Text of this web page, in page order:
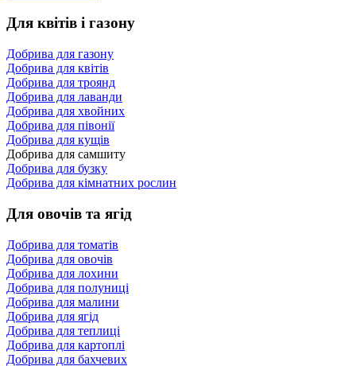
Для квітів і газону
Добрива для газону
Добрива для квітів
Добрива для троянд
Добрива для лаванди
Добрива для хвойних
Добрива для півонії
Добрива для кущів
Добрива для самшиту
Добрива для бузку
Добрива для кімнатних рослин
Для овочів та ягід
Добрива для томатів
Добрива для овочів
Добрива для лохини
Добрива для полуниці
Добрива для малини
Добрива для ягід
Добрива для теплиці
Добрива для картоплі
Добрива для бахчевих